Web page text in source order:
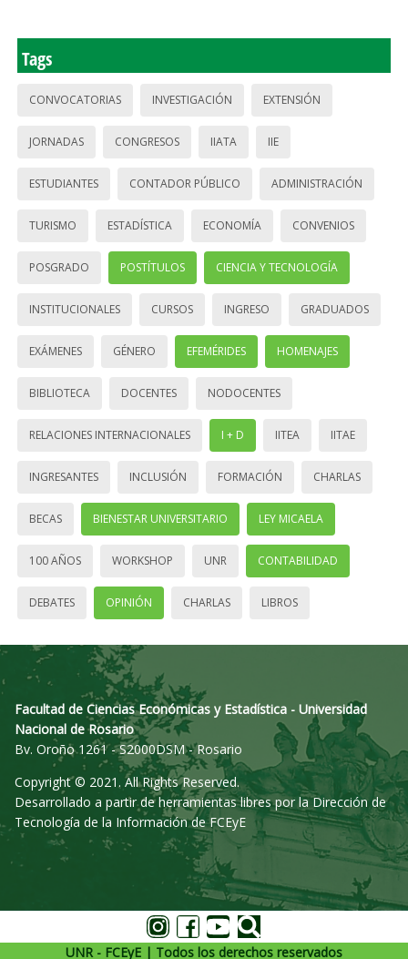
Tags
CONVOCATORIAS INVESTIGACIÓN EXTENSIÓN
JORNADAS CONGRESOS IIATA IIE
ESTUDIANTES CONTADOR PÚBLICO ADMINISTRACIÓN
TURISMO ESTADÍSTICA ECONOMÍA CONVENIOS
POSGRADO POSTÍTULOS CIENCIA Y TECNOLOGÍA
INSTITUCIONALES CURSOS INGRESO GRADUADOS
EXÁMENES GÉNERO EFEMÉRIDES HOMENAJES
BIBLIOTECA DOCENTES NODOCENTES
RELACIONES INTERNACIONALES I + D IITEA IITAE
INGRESANTES INCLUSIÓN FORMACIÓN CHARLAS
BECAS BIENESTAR UNIVERSITARIO LEY MICAELA
100 AÑOS WORKSHOP UNR CONTABILIDAD
DEBATES OPINIÓN CHARLAS LIBROS
Facultad de Ciencias Económicas y Estadística - Universidad
Nacional de Rosario
Bv. Oroño 1261 - S2000DSM - Rosario
Copyright © 2021. All Rights Reserved.
Desarrollado a partir de herramientas libres por la Dirección de
Tecnología de la Información de FCEyE
UNR - FCEyE | Todos los derechos reservados